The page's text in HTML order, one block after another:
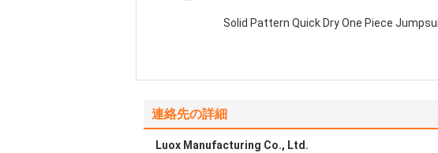
Solid Pattern Quick Dry One Piece
連絡先の詳細
Luox Manufacturing Co., Ltd.